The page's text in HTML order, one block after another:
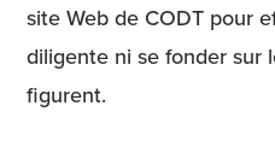
site Web de CODT pour
diligente ni se fonder sur
figurent.